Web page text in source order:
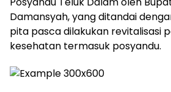
Damansyah, yang ditandai
pita pasca dilakukan revitalisasi
kesehatan termasuk posyandu.